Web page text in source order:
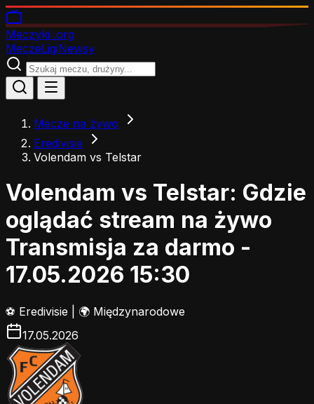
Meczyki .org
MeczeLigiNewsy
Mecze na żywo
Eredivisie
Volendam vs Telstar
Volendam vs Telstar: Gdzie
oglądać stream na żywo
Transmisja za darmo -
17.05.2026 15:30
⚽ Eredivisie
🌍 Międzynarodowe
17.05.2026